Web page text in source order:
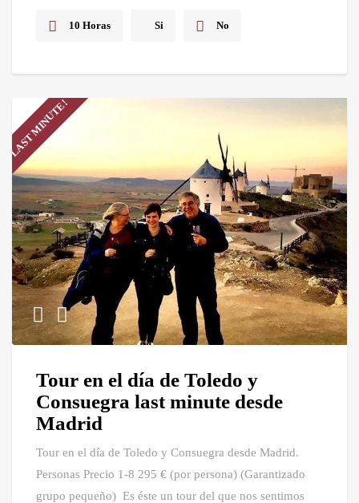
10 Horas Si No
LAST MINUTE!
Tour en el día de Toledo y
Consuegra last minute desde
Madrid
Tour en el día de Toledo y Consuegra desde Madrid.
Personas Precio 1-8 295 € (por persona) (Garantizado
grupo pequeño) Es éste un tour del que nos sentimos